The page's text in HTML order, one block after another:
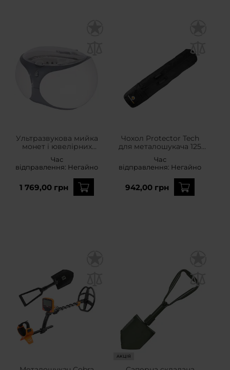
Ультразвукова мийка
монет і ювелірних
Час
відправлення: Негайно
1 769,00 грн
Чохол Protector Tech
для металошукача 125
Час
відправлення: Негайно
942,00 грн
АКЦІЯ